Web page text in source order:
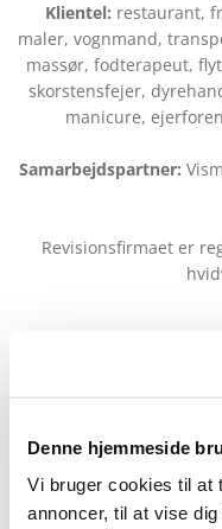
Denne hjemmeside
Vi bruger cookies til at
annoncer, til at vise
Klientel: restaurant,
maler, vognmand,
massør, fodterapeut,
skorstensfejer,
manicure,
Samarbejdspartner:
Revisionsfirmaet er